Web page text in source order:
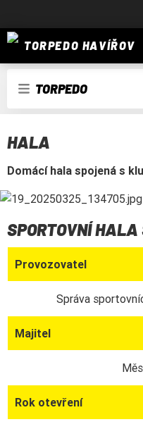
TORPEDO HAVÍŘOV
TORPEDO
HALA
Domácí hala spojená s
SPORTOVNÍ
Provozovatel
Správa
Majitel
Rok otevření